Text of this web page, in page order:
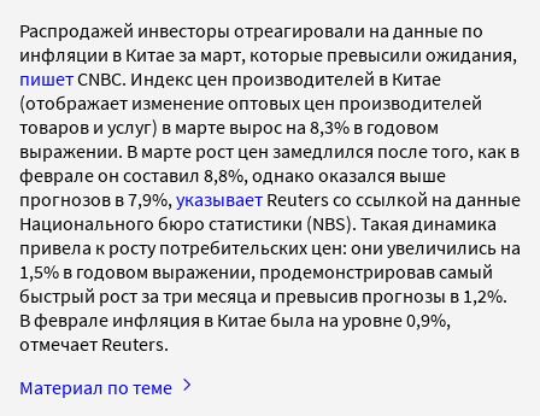
Распродажей инвесторы отреагировали на данные по
инфляции в Китае за март, которые превысили ожидания,
пишетCNBC. Индекс цен производителей в Китае
(отображает изменение оптовых цен производителей
товаров и услуг) в марте вырос на 8,3% в годовом
выражении. В марте рост цен замедлился после того, как в
феврале он составил 8,8%, однако оказался выше
прогнозов в 7,9%, указывает Reuters со ссылкой на данные
Национального бюро статистики (NBS). Такая динамика
привела к росту потребительских цен: они увеличились на
1,5% в годовом выражении, продемонстрировав самый
быстрый рост за три месяца и превысив прогнозы в 1,2%.
В феврале инфляция в Китае была на уровне 0,9%,
отмечает Reuters.
Материал по теме